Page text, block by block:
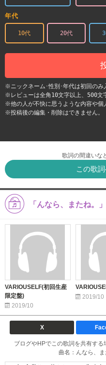
年代
10代 20代
※ニックネーム･性別･年代は初回のみ
※レビューは全角10文字以上、500文
※他の人が不快に思うような内容や個
※投稿後の編集・削除はできません。
歌詞の間違いな
この歌
「んなら、またね。
VARIOUSELF(初回生産
限定盤)
2019/10
2019/10
X
ブログやHPでこの歌詞を共有す
曲名：んなら、